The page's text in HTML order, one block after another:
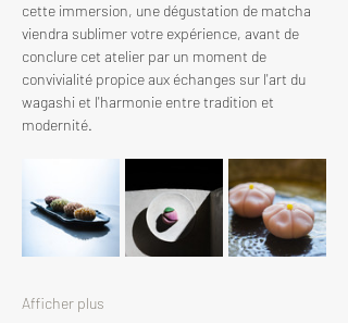
cette immersion, une dégustation de matcha
viendra sublimer votre expérience, avant de
conclure cet atelier par un moment de
convivialité propice aux échanges sur l'art du
wagashi et l'harmonie entre tradition et
modernité.
Afficher plus